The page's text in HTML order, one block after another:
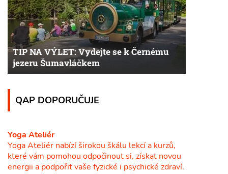
TIP NA VÝLET: Vydejte se k Černému
jezeru Šumavláčkem
QAP DOPORUČUJE
Yoga Ateliér
Yoga Ateliér nabízí širokou škálu lekcí a kurzů,
které vám pomohou odpočinout si, získat novou
energii a podpořit vaše fyzické i psychické zdraví.